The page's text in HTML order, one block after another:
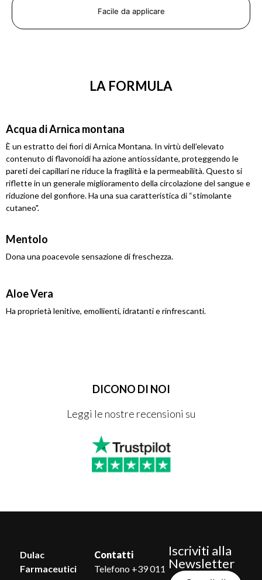
Facile da applicare
LA FORMULA
Acqua di Arnica montana
È un estratto dei fiori di Arnica Montana. In virtù dell’elevato
contenuto di flavonoidi ha azione antiossidante, proteggendo le
pareti dei capillari ne riduce la fragilità e la permeabilità. Questo si
riflette in un generale miglioramento della circolazione del sangue e
riduzione del gonfiore. Ha una sua caratteristica di “stimolante
cutaneo".
Mentolo
Dona una poacevole sensazione di freschezza.
Aloe Vera
Ha proprietà lenitive, emollienti, idratanti e rinfrescanti.
DICONO DI NOI
Leggi le nostre recensioni su
Dulac
Farmaceutici
Contatti
Telefono +39 011
Iscriviti alla
Newsletter